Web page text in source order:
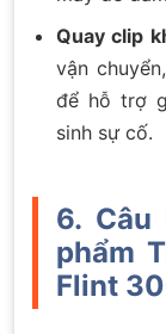
Quay clip
vận
để hỗ trợ
sinh sự cố.
6. Câu
phẩm
Flint